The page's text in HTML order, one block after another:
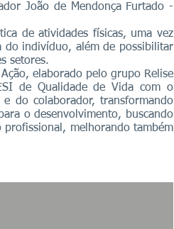
João de Mendonça Furtado -
de atividades físicas, uma vez
do indivíduo, além de possibilitar
setores.
elaborado pelo grupo Relise
de Qualidade de Vida com o
do colaborador, transformando
o desenvolvimento, buscando
melhorando também